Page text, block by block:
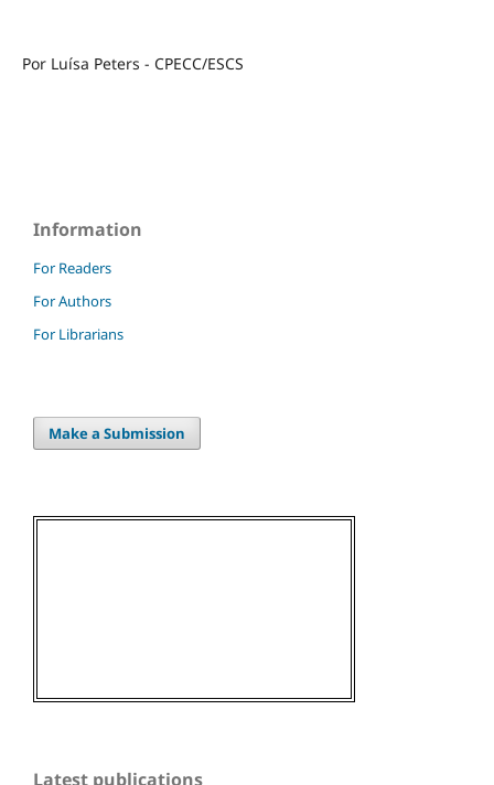
Por Luísa Peters - CPECC/ESCS
Information
For Readers
For Authors
For Librarians
Make a Submission
Latest publications